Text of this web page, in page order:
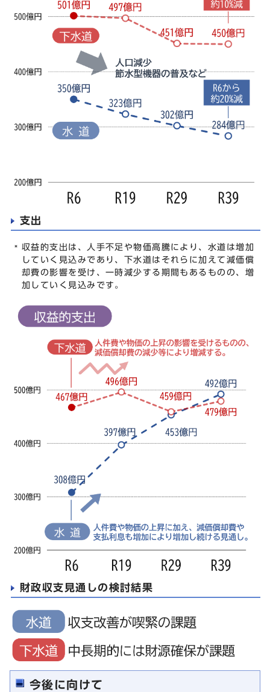
支出
収益的支出は、人手不足や物価高騰により、水道は増加
していく見込みであり、下水道はそれらに加えて減価償
却費の影響を受け、一時減少する期間もあるものの、増
加していく見込みです。
財政収支見通しの検討結果
今後に向けて